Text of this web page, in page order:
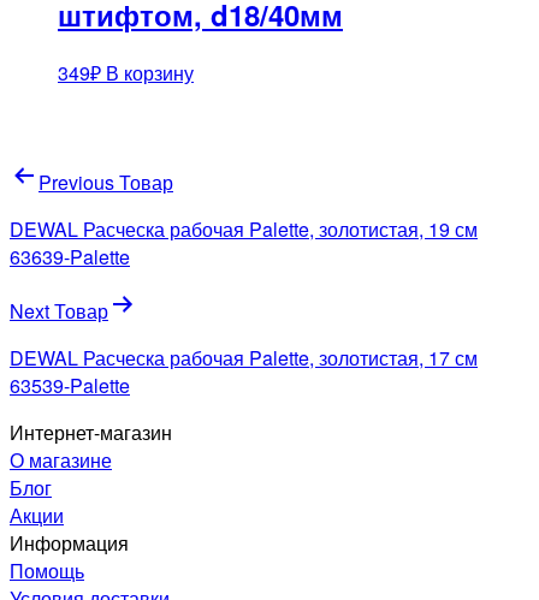
штифтом, d18/40мм
349₽ В корзину
Навигация
по
записям
Previous Товар
DEWAL Расческа рабочая Palette, золотистая, 19 см
63639-Palette
Next Товар
DEWAL Расческа рабочая Palette, золотистая, 17 см
63539-Palette
Интернет-магазин
О магазине
Блог
Акции
Информация
Помощь